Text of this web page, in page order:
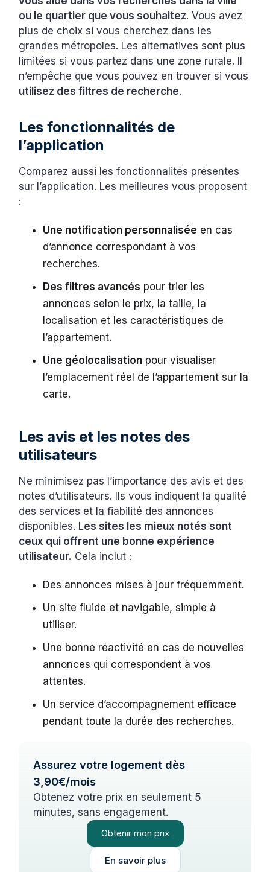
ou le quartier que vous souhaitez. Vous avez
plus de choix si vous cherchez dans les
grandes métropoles. Les alternatives sont plus
limitées si vous partez dans une zone rurale. Il
n’empêche que vous pouvez en trouver si vous
utilisez des filtres de recherche.
Les fonctionnalités de
l’application
Comparez aussi les fonctionnalités présentes
sur l’application. Les meilleures vous proposent
:
Une notification personnalisée en cas
d’annonce correspondant à vos
recherches.
Des filtres avancés pour trier les
annonces selon le prix, la taille, la
localisation et les caractéristiques de
l’appartement.
Une géolocalisation pour visualiser
l’emplacement réel de l’appartement sur la
carte.
Les avis et les notes des
utilisateurs
Ne minimisez pas l’importance des avis et des
notes d’utilisateurs. Ils vous indiquent la qualité
des services et la fiabilité des annonces
disponibles. Les sites les mieux notés sont
ceux qui offrent une bonne expérience
utilisateur. Cela inclut :
Des annonces mises à jour fréquemment.
Un site fluide et navigable, simple à
utiliser.
Une bonne réactivité en cas de nouvelles
annonces qui correspondent à vos
attentes.
Un service d’accompagnement efficace
pendant toute la durée des recherches.
Assurez votre logement dès
3,90€/mois
Obtenez votre prix en seulement 5
minutes, sans engagement.
Obtenir mon prix
En savoir plus